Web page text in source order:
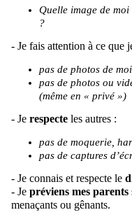
Quelle image de moi
?
- Je fais attention à ce que
pas de photos de
pas de photos ou
(même en « privé »)
- Je respecte les autres :
pas de moquerie,
pas de captures
- Je connais et respecte le
- Je préviens mes parents
menaçants ou gênants.